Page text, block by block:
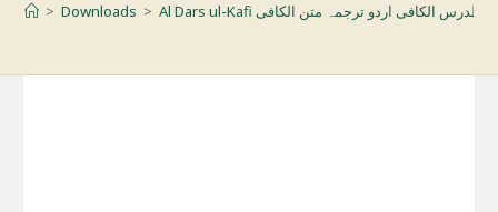
> Downloads > Al Dars ul-Kafi الدرس الکافی اردو ترجمہ متن الکافی